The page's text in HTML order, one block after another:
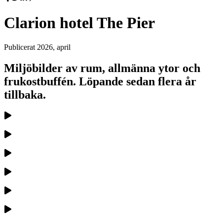
Clarion hotel The Pier
Publicerat 2026, april
Miljöbilder av rum, allmänna ytor och
frukostbuffén. Löpande sedan flera år
tillbaka.